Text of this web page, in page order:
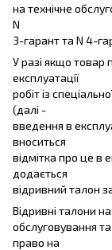
на технічне
N
3-гарант та N 4-
У разі якщо товар
експлуатації
робіт із
(далі -
введення в
вноситься
відмітка про це в
додається
відривний талон
Відривні талони
обслуговування
право на